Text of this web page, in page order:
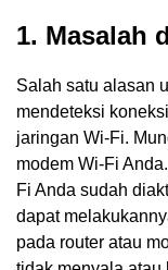
1. Masalah
Salah satu alasan
mendeteksi
jaringan Wi-Fi.
modem Wi-Fi
Fi Anda sudah
dapat
pada router atau